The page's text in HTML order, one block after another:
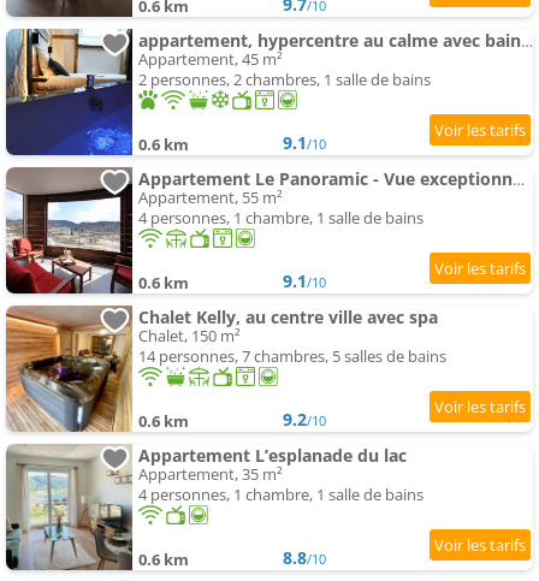
0.6 km 9.7/10
appartement, hypercentre au calme avec bain balnéo
Appartement, 45 m²
2 personnes, 2 chambres, 1 salle de bains
0.6 km 9.1/10
Appartement Le Panoramic - Vue exceptionnelle
Appartement, 55 m²
4 personnes, 1 chambre, 1 salle de bains
0.6 km 9.1/10
Chalet Kelly, au centre ville avec spa
Chalet, 150 m²
14 personnes, 7 chambres, 5 salles de bains
0.6 km 9.2/10
Appartement L’esplanade du lac
Appartement, 35 m²
4 personnes, 1 chambre, 1 salle de bains
0.6 km 8.8/10